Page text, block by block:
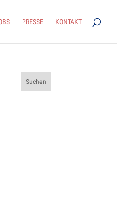
PRESSE KON­TAKT